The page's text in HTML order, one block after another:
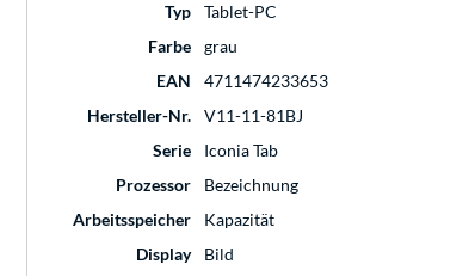
Typ
Tablet-PC
Farbe
grau
EAN
4711474233653
Hersteller-Nr.
V11-11-81BJ
Serie
Iconia Tab
Prozessor
Bezeichnung
Arbeitsspeicher
Kapazität
Display
Bild